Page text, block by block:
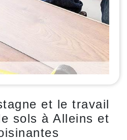
et le travail
sols à Alleins et